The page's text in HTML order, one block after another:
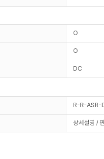
O
O
DC
R-R-ASR-
상세설명 /